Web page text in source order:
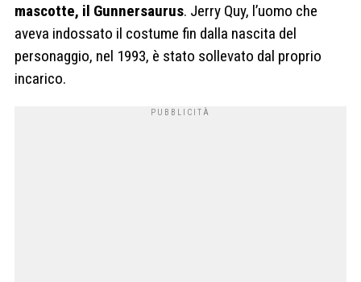
mascotte, il Gunnersaurus. Jerry Quy, l’uomo che
aveva indossato il costume fin dalla nascita del
personaggio, nel 1993, è stato sollevato dal proprio
incarico.